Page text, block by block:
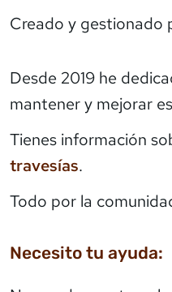
Creado y gestionado
Desde 2019 he
mantener y mejorar
Tienes información
travesías.
Todo por la
Necesito tu ayuda: